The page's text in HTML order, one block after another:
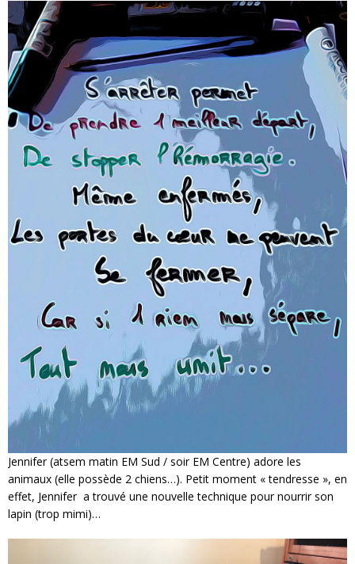
Jennifer (atsem matin EM Sud / soir EM Centre) adore les
animaux (elle possède 2 chiens…). Petit moment « tendresse », en
effet, Jennifer a trouvé une nouvelle technique pour nourrir son
lapin (trop mimi)…